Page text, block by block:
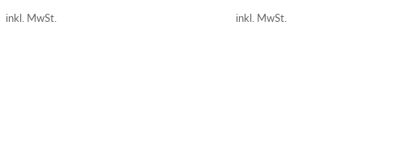
inkl. MwSt. inkl. MwSt.